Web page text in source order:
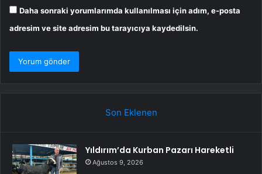
Daha sonraki yorumlarımda kullanılması için adım, e-posta
adresim ve site adresim bu tarayıcıya kaydedilsin.
Son Eklenen
Yıldırım’da Kurban Pazarı Hareketli
Ağustos 9, 2026